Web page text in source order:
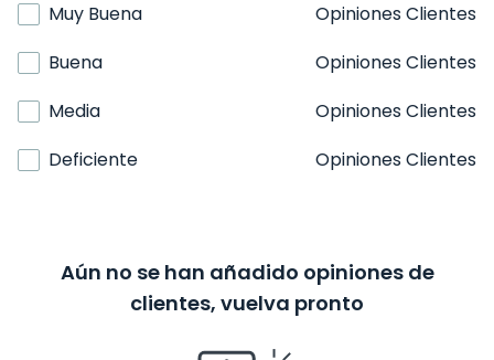
Muy Buena
Opiniones Clientes
Buena
Opiniones Clientes
Media
Opiniones Clientes
Deficiente
Opiniones Clientes
Aún no se han añadido opiniones de
clientes, vuelva pronto